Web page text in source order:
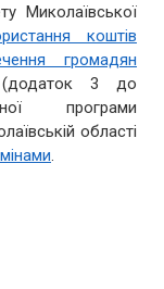
Миколаївської
коштів
громадян
3 до
програми
області
.